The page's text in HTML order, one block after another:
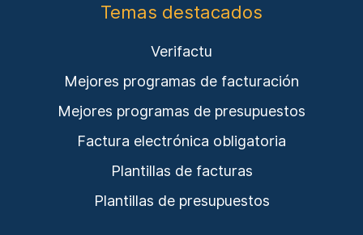
Temas destacados
Verifactu
Mejores programas de facturación
Mejores programas de presupuestos
Factura electrónica obligatoria
Plantillas de facturas
Plantillas de presupuestos